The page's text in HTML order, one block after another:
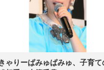
ゃりーぱみゅぱみゅ、子育て